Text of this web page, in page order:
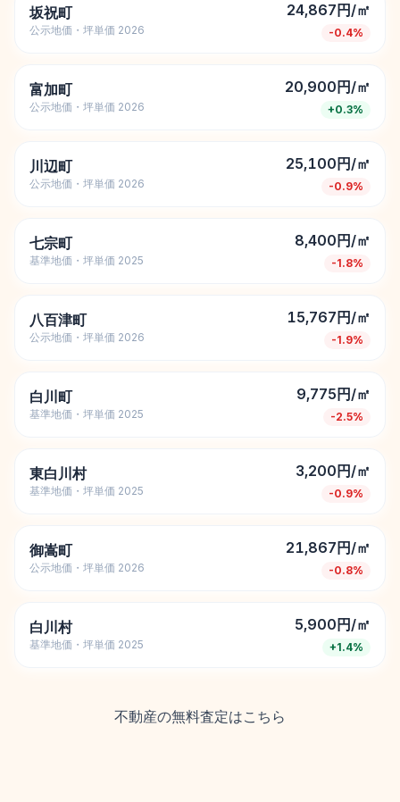
坂祝町
公示地価・坪単価 2026
24,867円/㎡
-0.4%
富加町
公示地価・坪単価 2026
20,900円/㎡
+0.3%
川辺町
公示地価・坪単価 2026
25,100円/㎡
-0.9%
七宗町
基準地価・坪単価 2025
8,400円/㎡
-1.8%
八百津町
公示地価・坪単価 2026
15,767円/㎡
-1.9%
白川町
基準地価・坪単価 2025
9,775円/㎡
-2.5%
東白川村
基準地価・坪単価 2025
3,200円/㎡
-0.9%
御嵩町
公示地価・坪単価 2026
21,867円/㎡
-0.8%
白川村
基準地価・坪単価 2025
5,900円/㎡
+1.4%
不動産の無料査定はこちら